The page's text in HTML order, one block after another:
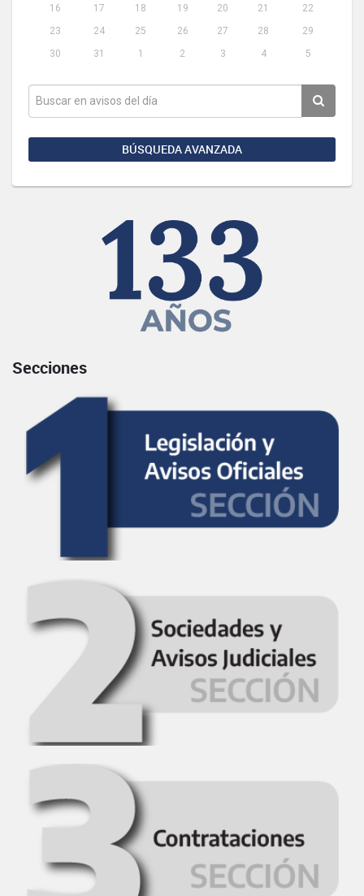
16
17 18 19 20 21
22
23
24 25 26 27 28
29
30
31 1 2 3 4 5
BÚSQUEDA AVANZADA
Secciones